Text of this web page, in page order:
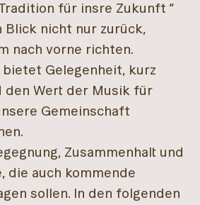
für insre Zukunft “
Blick nicht nur zurück,
nach vorne richten.
bietet Gelegenheit, kurz
den Wert der Musik für
Gemeinschaft
Zusammenhalt und
die auch kommende
sollen. In den folgenden